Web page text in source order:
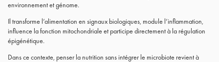
environnement et génome.
Il transforme l’alimentation en signaux biologiques, module l’inflammation,
influence la fonction mitochondriale et participe directement à la régulation
épigénétique.
Dans ce contexte, penser la nutrition sans intégrer le microbiote revient à